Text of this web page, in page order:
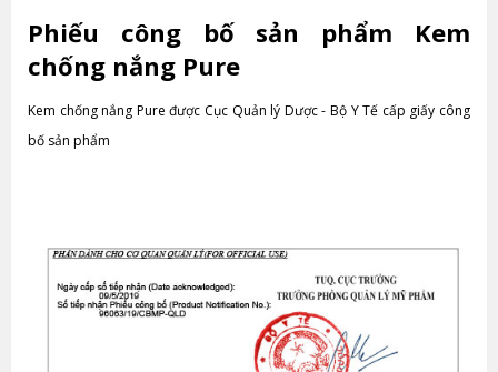
Phiếu công bố sản phẩm Kem
chống nắng Pure
Kem chống nắng Pure được Cục Quản lý Dược - Bộ Y Tế cấp giấy công
bố sản phẩm